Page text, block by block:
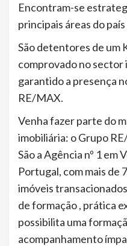
Encontram-se
principais áreas do
São detentores de um
comprovado no sector
garantido a presença
RE/MAX.
Venha fazer parte do
imobiliária: o Grupo
São a Agência nº 1 em
Portugal, com mais de
imóveis
de formação , prática
possibilita uma
acompanhamento